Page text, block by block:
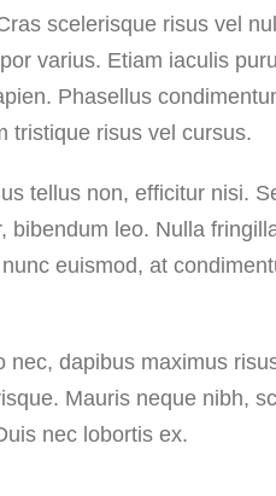
scelerisque risus vel
varius. Etiam iaculis
Phasellus
tristique risus vel cursus.
tellus non, efficitur nisi.
leo. Nulla
euismod, at
dapibus maximus
Mauris neque nibh,
nec lobortis ex.